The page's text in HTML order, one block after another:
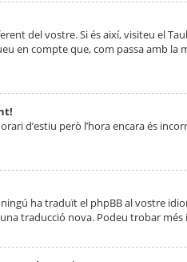
del vostre. Si és així, visiteu el
en compte que, com passa amb
d’estiu però l’hora encara és
ha traduït el phpBB al vostre
traducció nova. Podeu trobar